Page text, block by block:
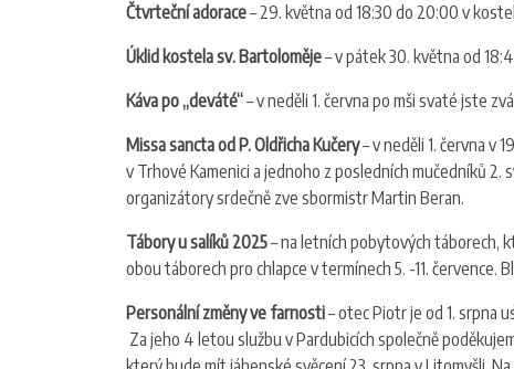
Čtvrteční adorace– 29. května od 18:30 do 20:00 v
Úklid kostela sv. Bartoloměje– v pátek 30. května od
Káva po „deváté“– v neděli 1. června po mši svaté jste
Missa sancta od P. Oldřicha Kučery– v neděli 1. června v
v Trhové Kamenici a jednoho z posledních mučedníků
organizátory srdečně zve sbormistr Martin Beran.
Tábory u salíků 2025– na letních pobytových táborech,
obou táborech pro chlapce v termínech 5. -11.
Personální změny ve farnosti– otec Piotr je od 1. srpna
Za jeho 4 letou službu v Pardubicích společně